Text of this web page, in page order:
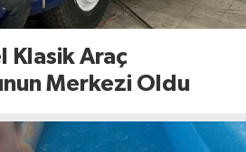
Klasik Araç
Merkezi Oldu